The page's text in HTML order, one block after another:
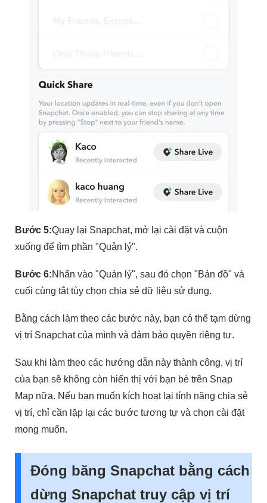
Bước 5:Quay lại Snapchat, mở lại cài đặt và cuộn
xuống để tìm phần "Quản lý".
Bước 6:Nhấn vào "Quản lý", sau đó chọn "Bản đồ" và
cuối cùng tắt tùy chọn chia sẻ dữ liệu sử dụng.
Bằng cách làm theo các bước này, bạn có thể tạm dừng
vị trí Snapchat của mình và đảm bảo quyền riêng tư.
Sau khi làm theo các hướng dẫn này thành công, vị trí
của bạn sẽ không còn hiển thị với bạn bè trên Snap
Map nữa. Nếu bạn muốn kích hoạt lại tính năng chia sẻ
vị trí, chỉ cần lặp lại các bước tương tự và chọn cài đặt
mong muốn.
Đóng băng Snapchat bằng cách
dừng Snapchat truy cập vị trí